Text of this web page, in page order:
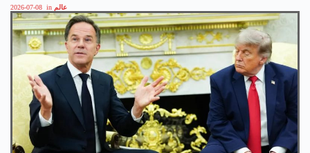
2026-07-08 in عالم